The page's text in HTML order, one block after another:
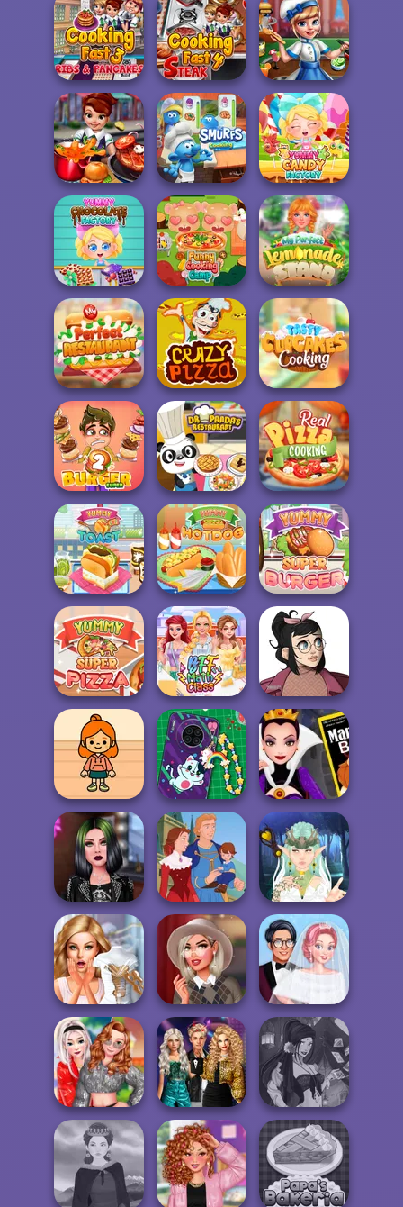
Hot Pot Rush
Max Mixed
Cuisine
Hamburger
Cooking Mania
Cooking Fast 3:
Ribs and Panca...
Cooking Fast 4
Steak
Cooking Scene
Cooking Fast
The Smurfs:
Cooking
Yummy Candy
Factory
Yummy
Chocolate
Factory
Funny Cooking
Camp
My Perfect
Lemonade
Stand
My Perfect
Restaurant
Crazy Pizza
Tasty Cupcakes
Cooking
Super Burger 2
Dr Panda
Restaurant
Real Pizza
Cooking
Yummy Toast Yummy Hotdog
Yummy Super
Burger
Yummy Super
Pizza
BFF Math Class
Casual Icon
Maker
TB Avataria Life
Girl
DIY Phone Case
Shop
Evil Queen's
Revenge
TikTok Divas DIY
Makeup
Life Story
Mega Fantasy
Avatar Creator
Bridezilla: Prank
The Bride
Hollywood Stars
#preppy
Perfect Cold
Season Wedding
Rival Sisters
Party Crashers
Ex-Boyfriend
Ed...
Fantasy Fortune
Teller